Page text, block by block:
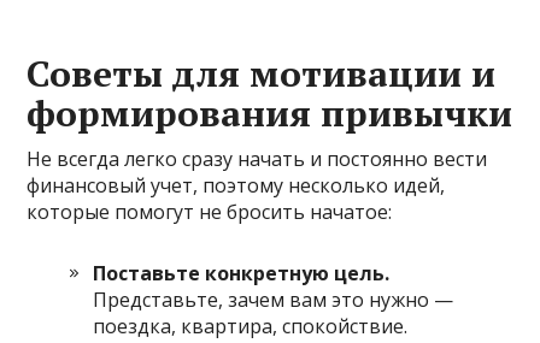
Советы для мотивации и
формирования привычки
Не всегда легко сразу начать и постоянно вести
финансовый учет, поэтому несколько идей,
которые помогут не бросить начатое:
Поставьте конкретную цель.
Представьте, зачем вам это нужно —
поездка, квартира, спокойствие.